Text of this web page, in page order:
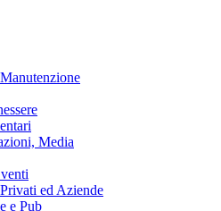
Media
ed Aziende
e Pub